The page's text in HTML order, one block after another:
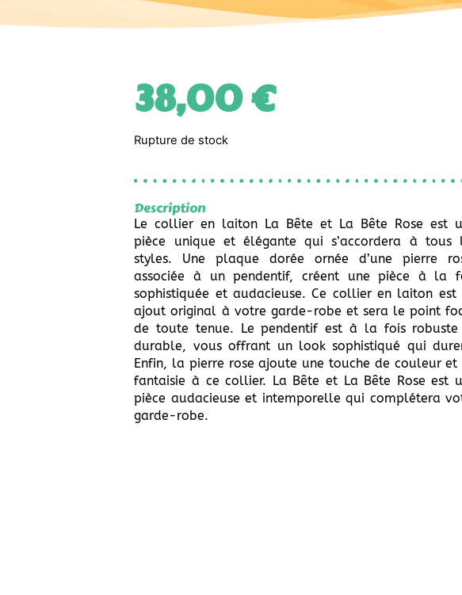
38,00€
Rupture de stock
Description
Le collier en laiton La Bête et La Bête Rose est
pièce unique et élégante qui s’accordera à tous
styles. Une plaque dorée ornée d’une pierre
associée à un pendentif, créent une pièce à la
sophistiquée et audacieuse. Ce collier en laiton est
ajout original à votre garde-robe et sera le point
de toute tenue. Le pendentif est à la fois
durable, vous offrant un look sophistiqué qui
Enfin, la pierre rose ajoute une touche de couleur et
fantaisie à ce collier. La Bête et La Bête Rose est
pièce audacieuse et intemporelle qui complétera
garde-robe.